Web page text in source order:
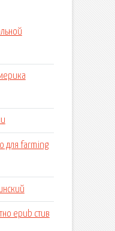
для farming
epub стив